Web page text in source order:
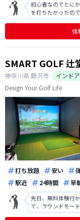
初心者なのでとに
を打ちたかったので
ファンなので、会
体
SMART GOLF 辻
神奈川県 藤沢市
インドア
Design Your Golf Life
打ち放題 安い
駅近
24時間 早
先日、無料体験行かせてい
で、ラウンドモードや
と、あとはオート